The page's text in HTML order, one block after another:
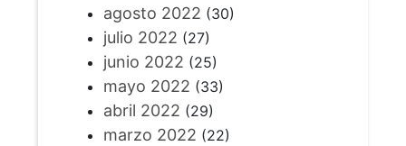
agosto 2022 (30)
julio 2022 (27)
junio 2022 (25)
mayo 2022 (33)
abril 2022 (29)
marzo 2022 (22)